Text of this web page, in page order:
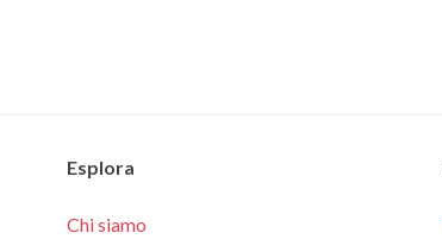
Esplora
Chi siamo